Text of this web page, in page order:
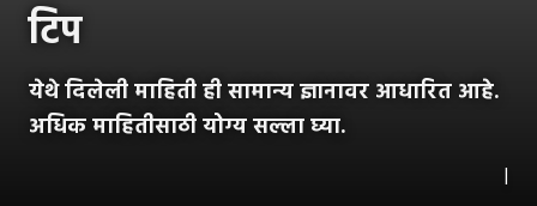
टिप
येथे दिलेली माहिती ही सामान्य ज्ञानावर आधारित आहे.
अधिक माहितीसाठी योग्य सल्ला घ्या.
|